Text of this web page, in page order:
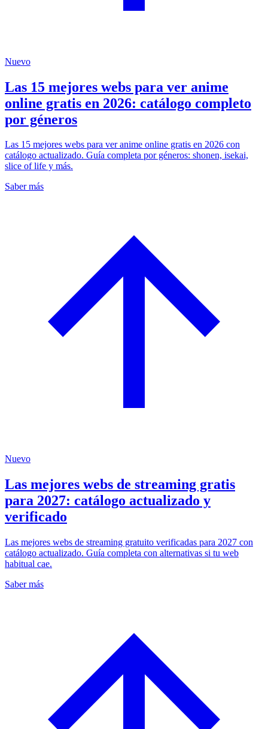
Nuevo
Las 15 mejores webs para ver anime
online gratis en 2026: catálogo completo
por géneros
Las 15 mejores webs para ver anime online gratis en 2026 con
catálogo actualizado. Guía completa por géneros: shonen, isekai,
slice of life y más.
Saber más
Nuevo
Las mejores webs de streaming gratis
para 2027: catálogo actualizado y
verificado
Las mejores webs de streaming gratuito verificadas para 2027 con
catálogo actualizado. Guía completa con alternativas si tu web
habitual cae.
Saber más